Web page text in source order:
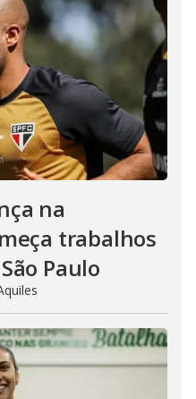
na
trabalhos
Paulo